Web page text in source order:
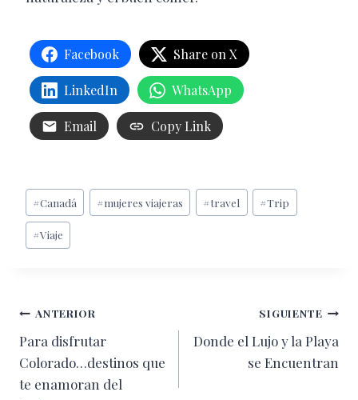
Facebook Share on X
LinkedIn WhatsApp
Email Copy Link
Etiquetas
de
la
#Canadá #mujeres viajeras #travel #Trip
#Viaje
Navegación
de
entradas
ANTERIOR
Para disfrutar
Colorado…destinos que
te enamoran del
SIGUIENTE
Donde el Lujo y la Playa
se Encuentran